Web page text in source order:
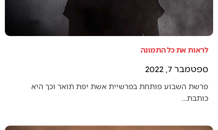
לראות את כל התמונה
ספטמבר 7, 2022
פרשת השבוע פותחת בפרשיית אשת יפת תואר וכך היא
כותבת…